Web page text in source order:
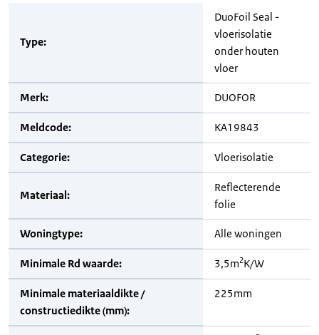
Type:
DuoFoil Seal -
vloerisolatie
onder houten
vloer
Merk: DUOFOR
Meldcode: KA19843
Categorie: Vloerisolatie
Materiaal:
Reflecterende
folie
Woningtype: Alle woningen
Minimale Rd waarde: 3,5m2K/W
Minimale materiaaldikte /
constructiedikte (mm):
225mm